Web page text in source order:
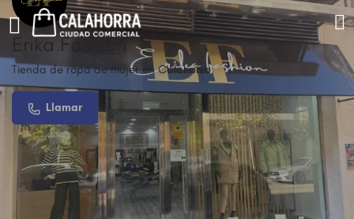
Erika Fashion
Tienda de ropa de mujer en Calahorra
Llamar